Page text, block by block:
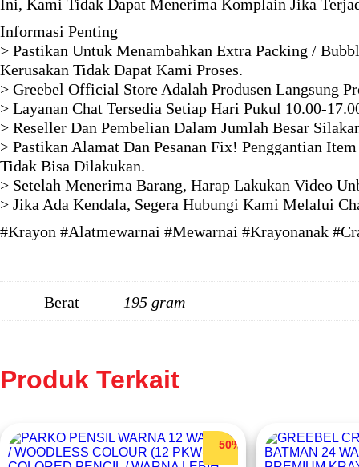
Ini, Kami Tidak Dapat Menerima Komplain Jika
Informasi Penting
> Pastikan Untuk Menambahkan Extra Packing /
Kerusakan Tidak Dapat Kami Proses.
> Greebel Official Store Adalah Produsen Langsung
> Layanan Chat Tersedia Setiap Hari Pukul 10.00-
> Reseller Dan Pembelian Dalam Jumlah Besar
> Pastikan Alamat Dan Pesanan Fix! Penggantian
Tidak Bisa Dilakukan.
> Setelah Menerima Barang, Harap Lakukan Video
> Jika Ada Kendala, Segera Hubungi Kami Melalui
#Krayon #Alatmewarnai #Mewarnai #Krayonanak
Berat 195 gram
Produk Terkait
50%